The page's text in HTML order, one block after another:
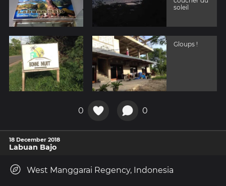
soleil
Gloups !
0 0
18 December 2018
Labuan Bajo
West Manggarai Regency, Indonesia